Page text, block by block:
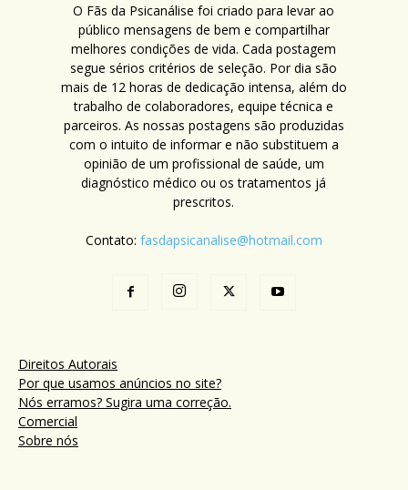
O Fãs da Psicanálise foi criado para levar ao
público mensagens de bem e compartilhar
melhores condições de vida. Cada postagem
segue sérios critérios de seleção. Por dia são
mais de 12 horas de dedicação intensa, além do
trabalho de colaboradores, equipe técnica e
parceiros. As nossas postagens são produzidas
com o intuito de informar e não substituem a
opinião de um profissional de saúde, um
diagnóstico médico ou os tratamentos já
prescritos.
Contato: fasdapsicanalise@hotmail.com
Direitos Autorais
Por que usamos anúncios no site?
Nós erramos? Sugira uma correção.
Comercial
Sobre nós